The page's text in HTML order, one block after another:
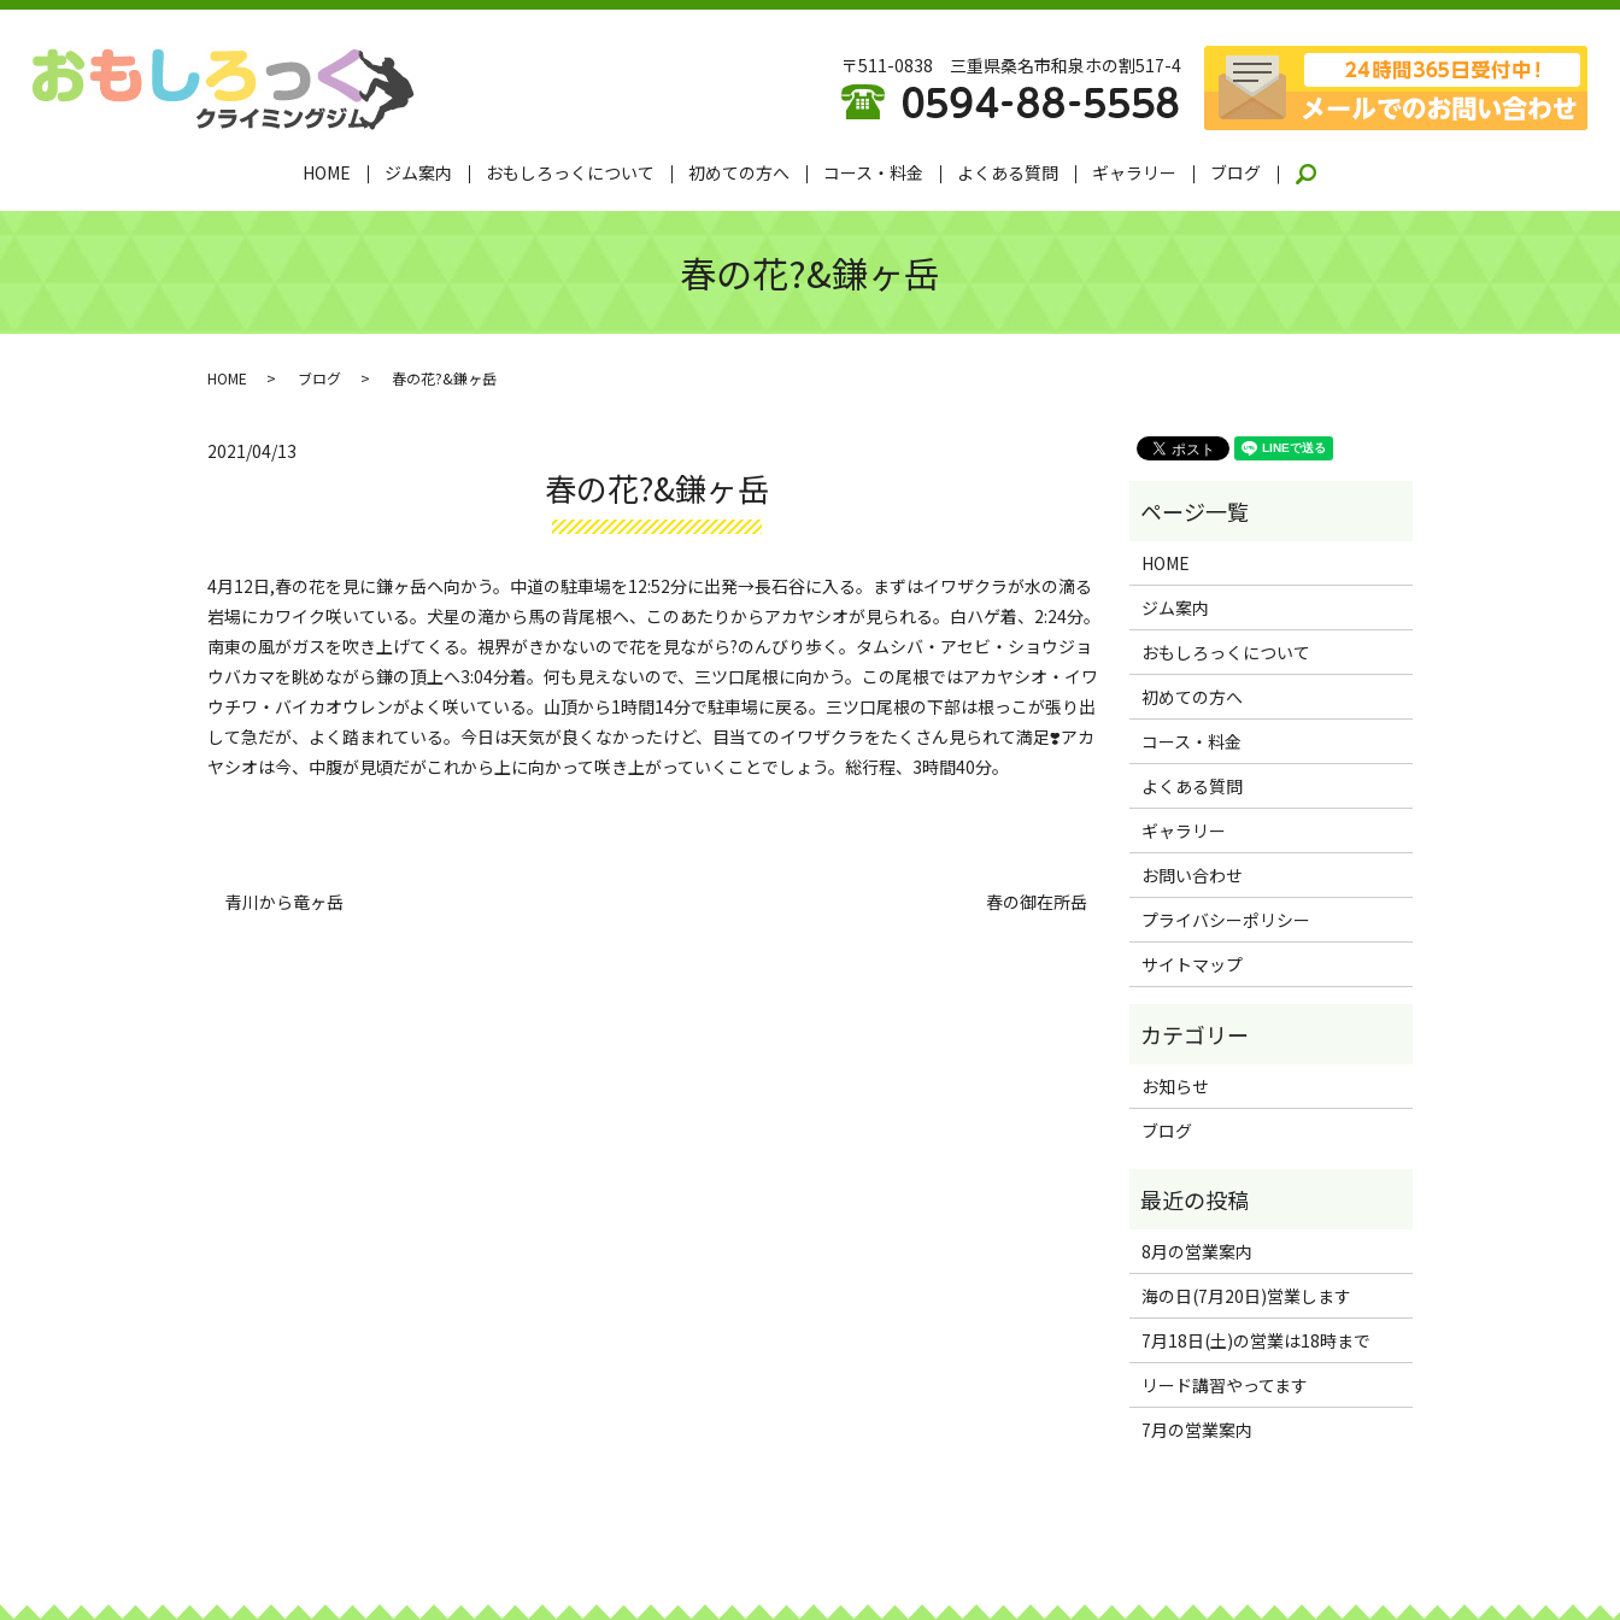
〒511-0838 三重県桑名市和泉ホの割517-4
HOME ジム案内 おもしろっくについて 初めての方へ コース・料金 よくある質問 ギャラリー ブログ
春の花?&鎌ヶ岳
HOME ブログ 春の花?&鎌ヶ岳
2021/04/13
春の花?&鎌ヶ岳
4月12日,春の花を見に鎌ヶ岳ヘ向かう。中道の駐車場を12:52分に出発→長石谷に入る。まずはイワザクラが水の滴る
岩場にカワイク咲いている。犬星の滝から馬の背尾根ヘ、このあたりからアカヤシオが見られる。白ハゲ着、2:24分。
南東の風がガスを吹き上げてくる。視界がきかないので花を見ながら?のんびり歩く。タムシバ・アセビ・ショウジョ
ウバカマを眺めながら鎌の頂上へ3:04分着。何も見えないので、三ツ口尾根に向かう。この尾根ではアカヤシオ・イワ
ウチワ・バイカオウレンがよく咲いている。山頂から1時間14分で駐車場に戻る。三ツ口尾根の下部は根っこが張り出
して急だが、よく踏まれている。今日は天気が良くなかったけど、目当てのイワザクラをたくさん見られて満足❣️アカ
ヤシオは今、中腹が見頃だがこれから上に向かって咲き上がっていくことでしょう。総行程、3時間40分。
青川から竜ヶ岳 春の御在所岳
HOME
ジム案内
おもしろっくについて
初めての方へ
コース・料金
よくある質問
ギャラリー
お問い合わせ
プライバシーポリシー
サイトマップ
お知らせ
ブログ
8月の営業案内
海の日(7月20日)営業します
7月18日(土)の営業は18時まで
リード講習やってます
7月の営業案内